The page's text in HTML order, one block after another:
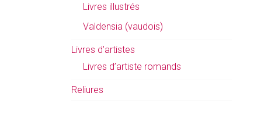
Livres illustrés
Valdensia (vaudois)
Livres d’artistes
Livres d’artiste romands
Reliures